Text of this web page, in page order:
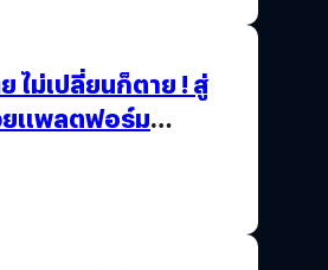
ไม่เปลี่ยนก็ตาย ! สู่
ยแพลตฟอร์ม